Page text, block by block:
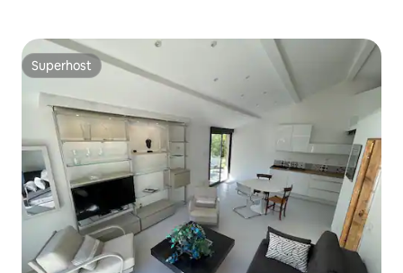
Superhost
Superhost